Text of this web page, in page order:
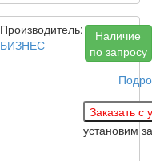
Производитель:
БИЗНЕС
Наличие
по запросу
установим